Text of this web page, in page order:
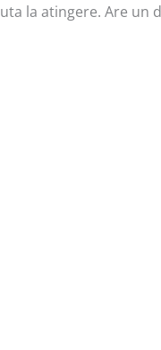
la atingere. Are un